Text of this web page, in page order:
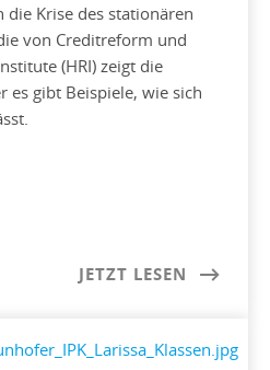
Krise des stationären
von Creditreform und
(HRI) zeigt die
es gibt Beispiele, wie sich
JETZT LESEN